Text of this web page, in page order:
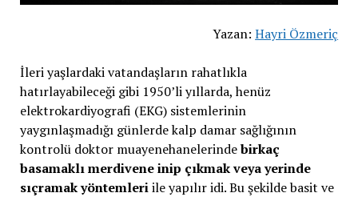
Yazan:Hayri Özmeriç
İleri yaşlardaki vatandaşların rahatlıkla
hatırlayabileceği gibi 1950’li yıllarda, henüz
elektrokardiyografi (EKG) sistemlerinin
yaygınlaşmadığı günlerde kalp damar sağlığının
kontrolü doktor muayenehanelerindebirkaç
basamaklı merdivene inip çıkmak veya yerinde
sıçramak yöntemleriile yapılır idi. Bu şekilde basit ve